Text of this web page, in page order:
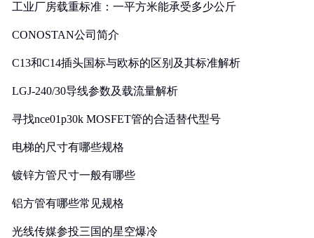
工业厂房载重标准：一平方米能承受多少公斤
CONOSTAN公司简介
C13和C14插头国标与欧标的区别及其标准解析
LGJ-240/30导线参数及载流量解析
寻找nce01p30k MOSFET管的合适替代型号
电梯的尺寸有哪些规格
镀锌方管尺寸一般有哪些
铝方管有哪些常见规格
光线传媒参投三国的星空爆冷